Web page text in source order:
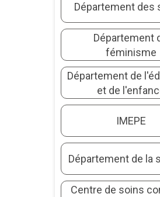
Département des
Département
féminisme
Département de
et de
IMEPE
Département de la
Centre de soins